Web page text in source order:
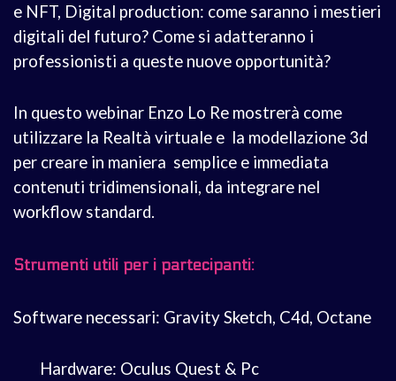
e NFT, Digital production: come saranno i mestieri
digitali del futuro? Come si adatteranno i
professionisti a queste nuove opportunità?
In questo webinar Enzo Lo Re mostrerà come
utilizzare la Realtà virtuale e la modellazione 3d
per creare in maniera semplice e immediata
contenuti tridimensionali, da integrare nel
workflow standard.
Strumenti utili per i partecipanti:
Software necessari: Gravity Sketch, C4d, Octane
Hardware: Oculus Quest & Pc